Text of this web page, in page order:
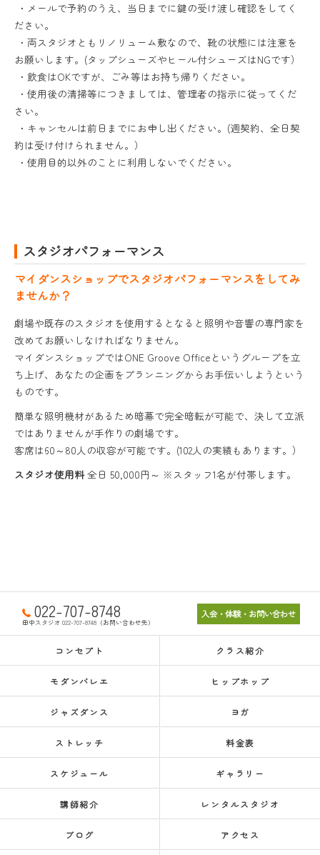
・メールで予約のうえ、当日までに鍵の受け渡し確認をしてく
ださい。
・両スタジオともリノリューム敷なので、靴の状態には注意を
お願いします。(タップシューズやヒール付シューズはNGです）
・飲食はOKですが、ごみ等はお持ち帰りください。
・使用後の清掃等につきましては、管理者の指示に従ってくだ
さい。
・キャンセルは前日までにお申し出ください。(週契約、全日契
約は受け付けられません。）
・使用目的以外のことに利用しないでください。
スタジオパフォーマンス
マイダンスショップでスタジオパフォーマンスをしてみ
ませんか？
劇場や既存のスタジオを使用するとなると照明や音響の専門家を
改めてお願いしなければなりません。
マイダンスショップではONE Groove Officeというグループを立
ち上げ、あなたの企画をプランニングからお手伝いしようという
ものです。
簡単な照明機材があるため暗幕で完全暗転が可能で、決して立派
ではありませんが手作りの劇場です。
客席は60～80人の収容が可能です。(102人の実績もあります。）
スタジオ使用料全日 50,000円～ ※スタッフ1名が付帯します。
022-707-8748
田中スタジオ 022-707-8748（お問い合わせ先）
入会・体験・お問い合わせ
コンセプト クラス紹介
モダンバレエ ヒップホップ
ジャズダンス ヨガ
ストレッチ 料金表
スケジュール ギャラリー
講師紹介 レンタルスタジオ
ブログ アクセス